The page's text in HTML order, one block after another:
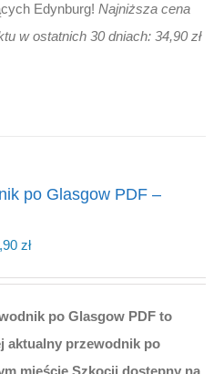
Edynburg!Najniższa cena
w ostatnich 30 dniach: 34,90 zł
po Glasgow PDF –
zł.
złAktualna
34,90 zł.
po Glasgow PDF to
aktualny przewodnik po